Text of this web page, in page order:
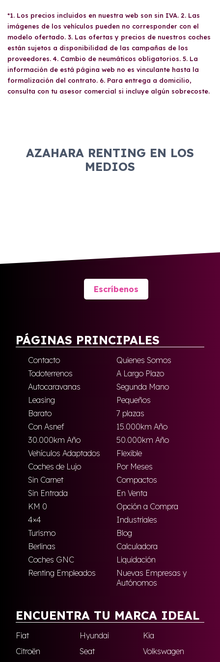
balances y cuentas de pérdidas y ganancias
internas (preferiblemente de los últimos 3 a 6
meses), recibo bancario donde conste el IBAN
y el titular, impuesto de sociedades más
reciente (Mod. 200), trimestres IVA del año en
curso (Mod. 303) y resumen del IVA del año
anterior (Mod. 390).
es necesario cumplir con ciertos requisitos,
como ser mayor de edad, tener un carné de
conducir válido y demostrar solvencia
económica. Además, cada proveedor podría
tener sus propios criterios para evaluar la
aptitud del solicitante.
*1. Los precios incluidos en nuestra web son sin IVA. 2. Las
imágenes de los vehículos pueden no corresponder con el
modelo ofertado. 3. Las ofertas y precios de nuestros coches
están sujetos a disponibilidad de las campañas de los
proveedores. 4. Cambio de neumáticos obligatorios. 5. La
información de está página web no es vinculante hasta la
formalización del contrato. 6. Para entrega a domicilio,
consulta con tu asesor comercial si incluye algún sobrecoste.
AZAHARA RENTING EN LOS
MEDIOS
Escríbenos
PÁGINAS PRINCIPALES
Contacto
Quienes Somos
Todoterrenos
A Largo Plazo
Autocaravanas
Segunda Mano
Leasing
Pequeños
Barato
7 plazas
Con Asnef
15.000km Año
30.000km Año
50.000km Año
Vehículos Adaptados
Flexible
Coches de Lujo
Por Meses
Sin Carnet
Compactos
Sin Entrada
En Venta
KM 0
Opción a Compra
4×4
Industriales
Turismo
Blog
Berlinas
Calculadora
Coches GNC
Liquidación
Renting Empleados
Nuevas Empresas y
Autónomos
ENCUENTRA TU MARCA IDEAL
Fiat Hyundai
Kia
Citroën
Seat Volkswagen